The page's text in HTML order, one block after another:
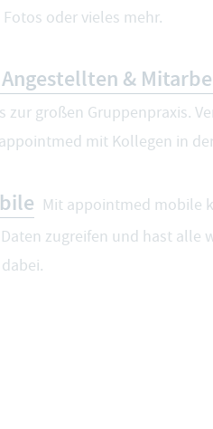
oder vieles mehr.
&
zur großen Gruppenpraxis.
mit Kollegen in
Mit appointmed mobile
zugreifen und hast alle